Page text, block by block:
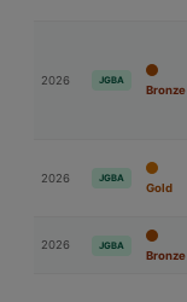
2026 JGBA
Bronze
2026 JGBA
Gold
2026 JGBA
Bronze